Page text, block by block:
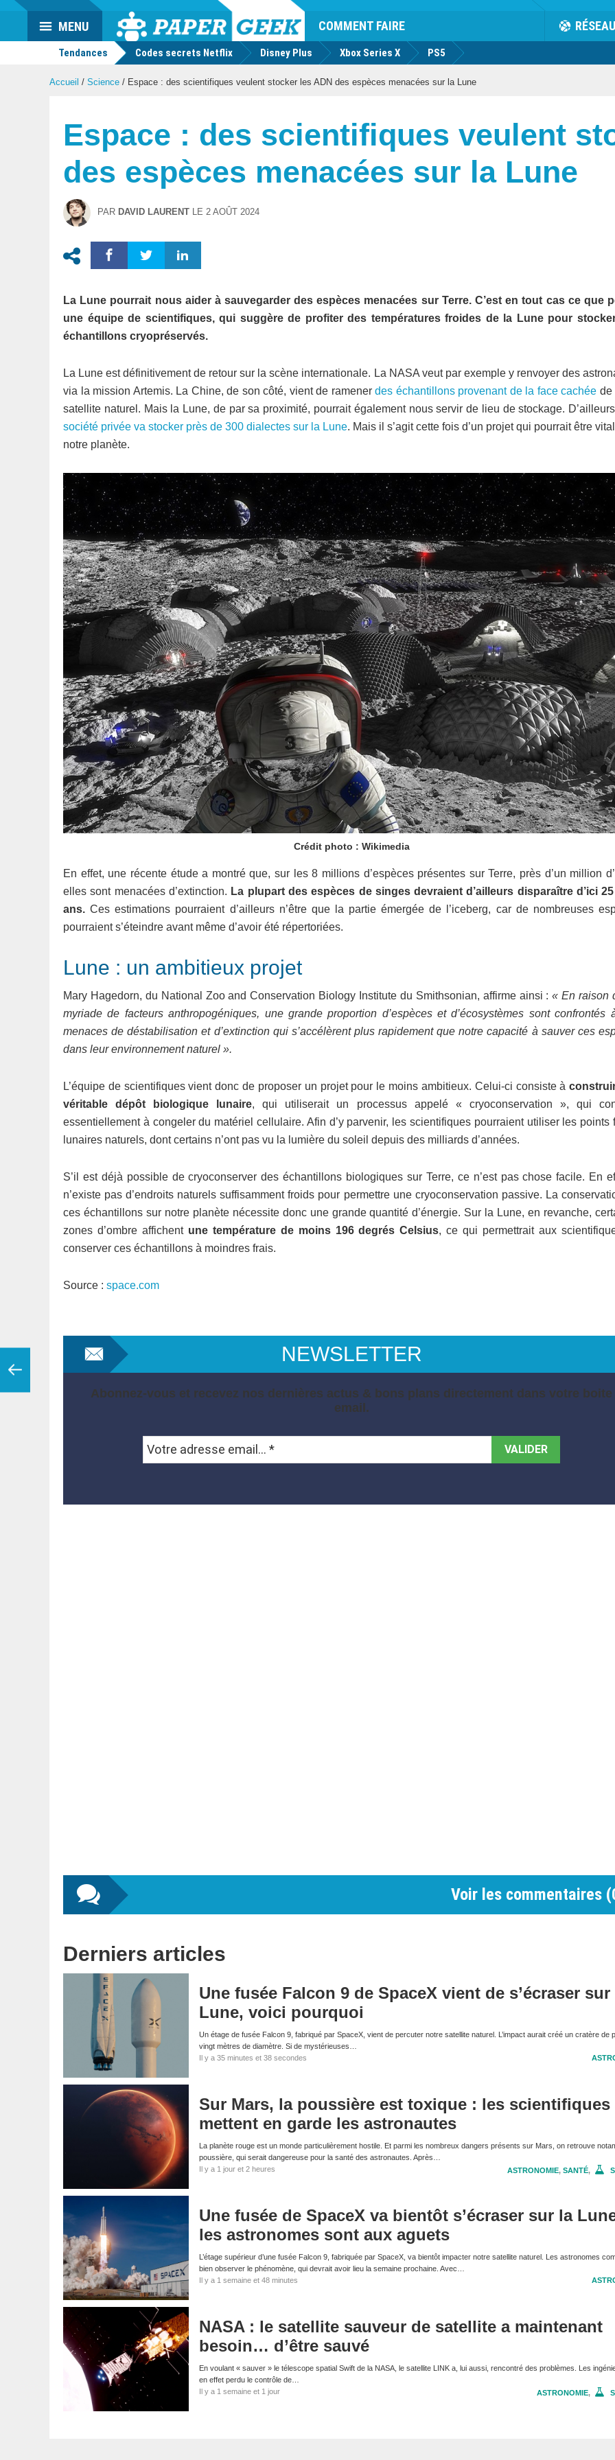
Actu
geek
COMMENT FAIRE RÉSEAU
MENU
Tendances Codes secrets Netflix Disney Plus Xbox Series X PS5
Accueil / Science / Espace : des scientifiques veulent stocker les ADN des espèces menacées sur la Lune
Espace : des scientifiques veulent
des espèces menacées sur la Lune
PAR DAVID LAURENT LE 2 AOÛT 2024
La Lune pourrait nous aider à sauvegarder des espèces menacées sur Terre. C’est en tout cas ce que
une équipe de scientifiques, qui suggère de profiter des températures froides de la Lune pour
échantillons cryopréservés.
La Lune est définitivement de retour sur la scène internationale. La NASA veut par exemple y renvoyer des
via la mission Artemis. La Chine, de son côté, vient de ramener des échantillons provenant de la face cachée de
satellite naturel. Mais la Lune, de par sa proximité, pourrait également nous servir de lieu de stockage.
société privée va stocker près de 300 dialectes sur la Lune. Mais il s’agit cette fois d’un projet qui pourrait être
notre planète.
Crédit photo : Wikimedia
En effet, une récente étude a montré que, sur les 8 millions d’espèces présentes sur Terre, près d’un million
elles sont menacées d’extinction. La plupart des espèces de singes devraient d’ailleurs disparaître d’ici
ans.Ces estimations pourraient d’ailleurs n’être que la partie émergée de l’iceberg, car de nombreuses
pourraient s’éteindre avant même d’avoir été répertoriées.
Lune : un ambitieux projet
Mary Hagedorn, du National Zoo and Conservation Biology Institute du Smithsonian, affirme ainsi :« En raison
myriade de facteurs anthropogéniques, une grande proportion d’espèces et d’écosystèmes sont confrontés
menaces de déstabilisation et d’extinction qui s’accélèrent plus rapidement que notre capacité à sauver ces
dans leur environnement naturel ».
L’équipe de scientifiques vient donc de proposer un projet pour le moins ambitieux. Celui-ci consiste à
véritable dépôt biologique lunaire, qui utiliserait un processus appelé « cryoconservation », qui
essentiellement à congeler du matériel cellulaire. Afin d’y parvenir, les scientifiques pourraient utiliser les points
lunaires naturels, dont certains n’ont pas vu la lumière du soleil depuis des milliards d’années.
S’il est déjà possible de cryoconserver des échantillons biologiques sur Terre, ce n’est pas chose facile. En
n’existe pas d’endroits naturels suffisamment froids pour permettre une cryoconservation passive. La
ces échantillons sur notre planète nécessite donc une grande quantité d’énergie. Sur la Lune, en revanche,
zones d’ombre affichent une température de moins 196 degrés Celsius, ce qui permettrait aux
conserver ces échantillons à moindres frais.
Source : space.com
NEWSLETTER
Abonnez-vous et recevez nos dernières actus & bons plans directement dans votre boite
email.
Voir les commentaires (
Derniers articles
Une fusée Falcon 9 de SpaceX vient de s’écraser sur
Lune, voici pourquoi
Un étage de fusée Falcon 9, fabriqué par SpaceX, vient de percuter notre satellite naturel. L’impact aurait créé un cratère de
vingt mètres de diamètre. Si de mystérieuses…
Il y a 35 minutes et 38 secondes
Sur Mars, la poussière est toxique : les scientifiques
mettent en garde les astronautes
La planète rouge est un monde particulièrement hostile. Et parmi les nombreux dangers présents sur Mars, on retrouve
poussière, qui serait dangereuse pour la santé des astronautes. Après…
Il y a 1 jour et 2 heures
ASTRONOMIE, SANTÉ,
Une fusée de SpaceX va bientôt s’écraser sur la
les astronomes sont aux aguets
L’étage supérieur d’une fusée Falcon 9, fabriquée par SpaceX, va bientôt impacter notre satellite naturel. Les astronomes
bien observer le phénomène, qui devrait avoir lieu la semaine prochaine. Avec…
Il y a 1 semaine et 48 minutes
NASA : le satellite sauveur de satellite a maintenant
besoin… d’être sauvé
En voulant « sauver » le télescope spatial Swift de la NASA, le satellite LINK a, lui aussi, rencontré des problèmes. Les
en effet perdu le contrôle de…
Il y a 1 semaine et 1 jour
ASTRONOMIE,